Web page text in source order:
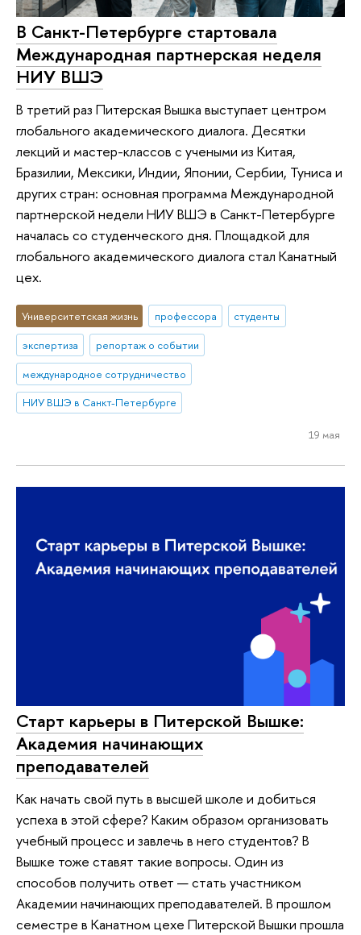
В Санкт-Петербурге стартовала
Международная партнерская неделя
НИУ ВШЭ
В третий раз Питерская Вышка выступает центром
глобального академического диалога. Десятки
лекций и мастер-классов с учеными из Китая,
Бразилии, Мексики, Индии, Японии, Сербии, Туниса и
других стран: основная программа Международной
партнерской недели НИУ ВШЭ в Санкт-Петербурге
началась со студенческого дня. Площадкой для
глобального академического диалога стал Канатный
цех.
Университетская жизнь профессора
студенты
экспертиза
репортаж о событии
международное сотрудничество
НИУ ВШЭ в Санкт-Петербурге
19 мая
Старт карьеры в Питерской Вышке:
Академия начинающих
преподавателей
Как начать свой путь в высшей школе и добиться
успеха в этой сфере? Каким образом организовать
учебный процесс и завлечь в него студентов? В
Вышке тоже ставят такие вопросы. Один из
способов получить ответ — стать участником
Академии начинающих преподавателей. В прошлом
семестре в Канатном цехе Питерской Вышки прошла